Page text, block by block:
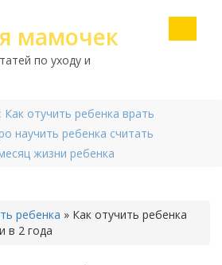
мамочек
по уходу и
Как отучить ребенка врать
научить ребенка считать
жизни ребенка
ребенка » Как отучить ребенка
в 2 года